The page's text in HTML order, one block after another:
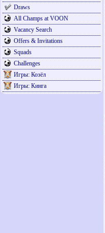
Draws
All Champs at VOON
Vacancy Search
Offers & Invitations
Squads
Challenges
Игры: Козёл
Игры: Кинга